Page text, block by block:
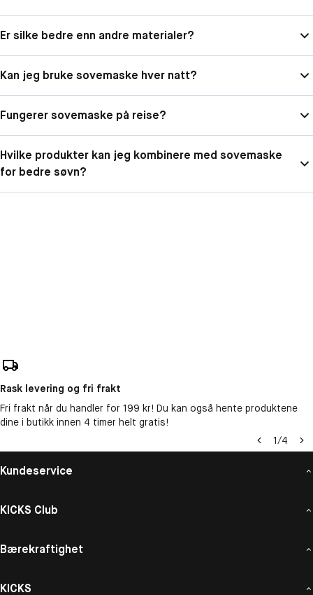
Er silke bedre enn andre materialer?
Kan jeg bruke sovemaske hver natt?
Fungerer sovemaske på reise?
Hvilke produkter kan jeg kombinere med sovemaske
for bedre søvn?
Rask levering og fri frakt
Fri frakt når du handler for 199 kr! Du kan også hente produktene
dine i butikk innen 4 timer helt gratis!
1/4
Kundeservice
KICKS Club
Bærekraftighet
KICKS